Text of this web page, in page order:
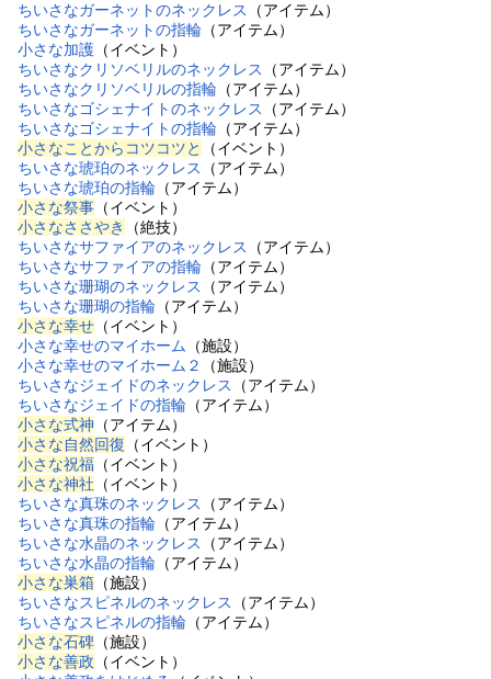
ちいさなガーネットのネックレス
（アイテム）
ちいさなガーネットの指輪 （アイテム）
小さな加護 （イベント）
ちいさなクリソベリルのネックレス
（アイテム）
ちいさなクリソベリルの指輪 （アイテム）
ちいさなゴシェナイトのネックレス
（アイテム）
ちいさなゴシェナイトの指輪 （アイテム）
小さなことからコツコツと
（イベント）
ちいさな琥珀のネックレス
（アイテム）
ちいさな琥珀の指輪 （アイテム）
小さな祭事 （イベント）
小さなささやき
（絶技）
ちいさなサファイアのネックレス
（アイテム）
ちいさなサファイアの指輪 （アイテム）
ちいさな珊瑚のネックレス
（アイテム）
ちいさな珊瑚の指輪 （アイテム）
小さな幸せ （イベント）
小さな幸せのマイホーム （施設）
小さな幸せのマイホーム２
（施設）
ちいさなジェイドのネックレス
（アイテム）
ちいさなジェイドの指輪 （アイテム）
小さな式神 （アイテム）
小さな自然回復 （イベント）
小さな祝福 （イベント）
小さな神社 （イベント）
ちいさな真珠のネックレス
（アイテム）
ちいさな真珠の指輪 （アイテム）
ちいさな水晶のネックレス
（アイテム）
ちいさな水晶の指輪 （アイテム）
小さな巣箱 （施設）
ちいさなスピネルのネックレス
（アイテム）
ちいさなスピネルの指輪 （アイテム）
小さな石碑 （施設）
小さな善政 （イベント）